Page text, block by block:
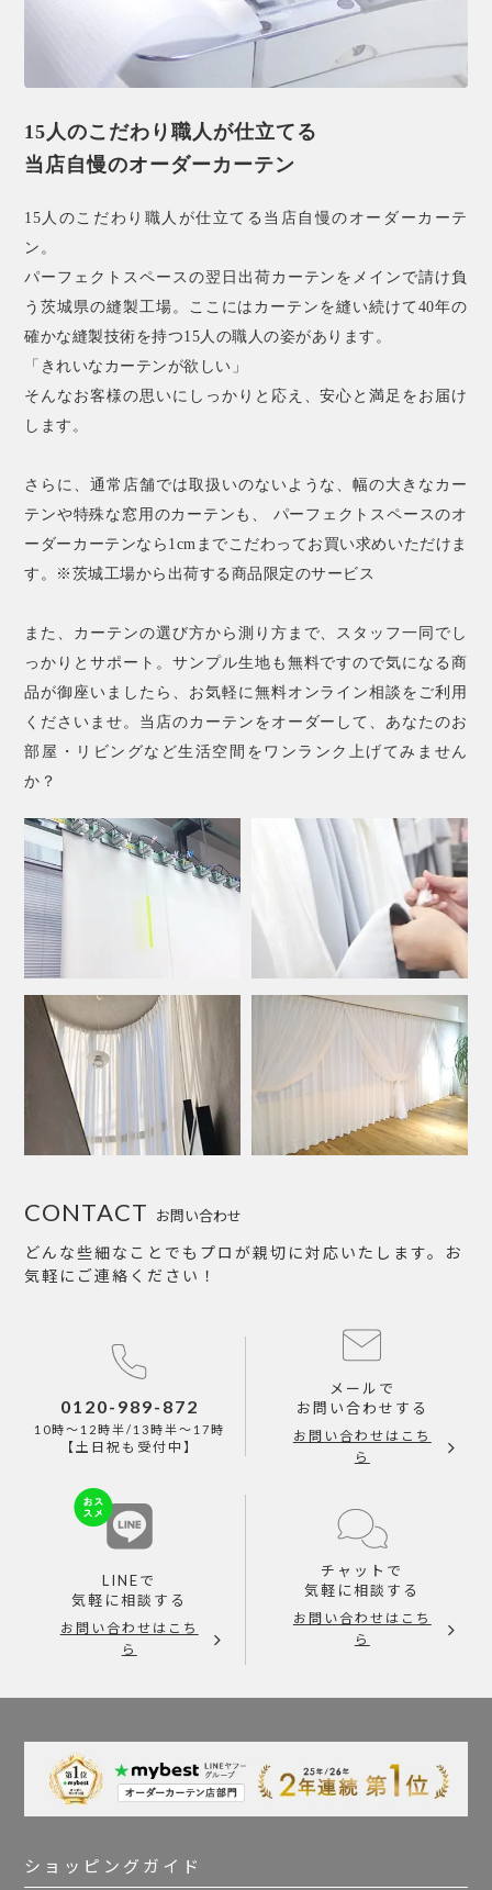
15人のこだわり職人が仕立てる
当店自慢のオーダーカーテン
15人のこだわり職人が仕立てる当店自慢のオーダーカーテ
ン。
パーフェクトスペースの翌日出荷カーテンをメインで請け負
う茨城県の縫製工場。ここにはカーテンを縫い続けて40年の
確かな縫製技術を持つ15人の職人の姿があります。
「きれいなカーテンが欲しい」
そんなお客様の思いにしっかりと応え、安心と満足をお届け
します。
さらに、通常店舗では取扱いのないような、幅の大きなカー
テンや特殊な窓用のカーテンも、 パーフェクトスペースのオ
ーダーカーテンなら1cmまでこだわってお買い求めいただけま
す。※茨城工場から出荷する商品限定のサービス
また、カーテンの選び方から測り方まで、スタッフ一同でし
っかりとサポート。サンプル生地も無料ですので気になる商
品が御座いましたら、お気軽に無料オンライン相談をご利用
くださいませ。当店のカーテンをオーダーして、あなたのお
部屋・リビングなど生活空間をワンランク上げてみません
か？
お問い合わせ
CONTACT
どんな些細なことでもプロが親切に対応いたします。お
気軽にご連絡ください！
0120-989-872
10時～12時半/13時半～17時
【土日祝も受付中】
メールで
お問い合わせする
お問い合わせはこち
ら
LINEで
気軽に相談する
お問い合わせはこち
ら
チャットで
気軽に相談する
お問い合わせはこち
ら
ショッピングガイド